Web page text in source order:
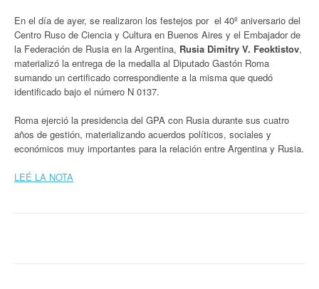
En el día de ayer, se realizaron los festejos por el 40º aniversario del
Centro Ruso de Ciencia y Cultura en Buenos Aires y el Embajador de
la Federación de Rusia en la Argentina, Rusia Dimitry V. Feoktistov,
materializó la entrega de la medalla al Diputado Gastón Roma
sumando un certificado correspondiente a la misma que quedó
identificado bajo el número N 0137.
Roma ejerció la presidencia del GPA con Rusia durante sus cuatro
años de gestión, materializando acuerdos políticos, sociales y
económicos muy importantes para la relación entre Argentina y Rusia.
LEÉ LA NOTA